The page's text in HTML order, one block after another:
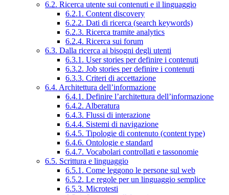
6.2. Ricerca utente sui contenuti e il linguaggio
6.2.1. Content discovery
6.2.2. Dati di ricerca (search keywords)
6.2.3. Ricerca tramite analytics
6.2.4. Ricerca sui forum
6.3. Dalla ricerca ai bisogni degli utenti
6.3.1. User stories per definire i contenuti
6.3.2. Job stories per definire i contenuti
6.3.3. Criteri di accettazione
6.4. Architettura dell’informazione
6.4.1. Definire l’architettura dell’informazione
6.4.2. Alberatura
6.4.3. Flussi di interazione
6.4.4. Sistemi di navigazione
6.4.5. Tipologie di contenuto (content type)
6.4.6. Ontologie e standard
6.4.7. Vocabolari controllati e tassonomie
6.5. Scrittura e linguaggio
6.5.1. Come leggono le persone sul web
6.5.2. Le regole per un linguaggio semplice
6.5.3. Microtesti